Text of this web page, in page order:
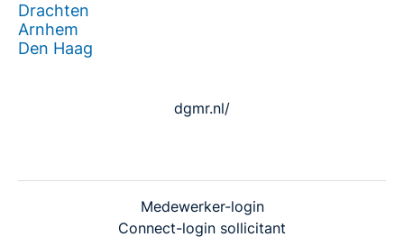
Drachten
Arnhem
Den Haag
dgmr.nl/
Medewerker-login
Connect-login sollicitant